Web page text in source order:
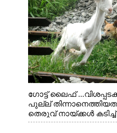
ഗോട്ട് ലൈഫ്
പുല്ല്
തെരുവ് നായ്ക്കൾ കടിച്ച്
വന്നതോടെ വയറിന്റെ